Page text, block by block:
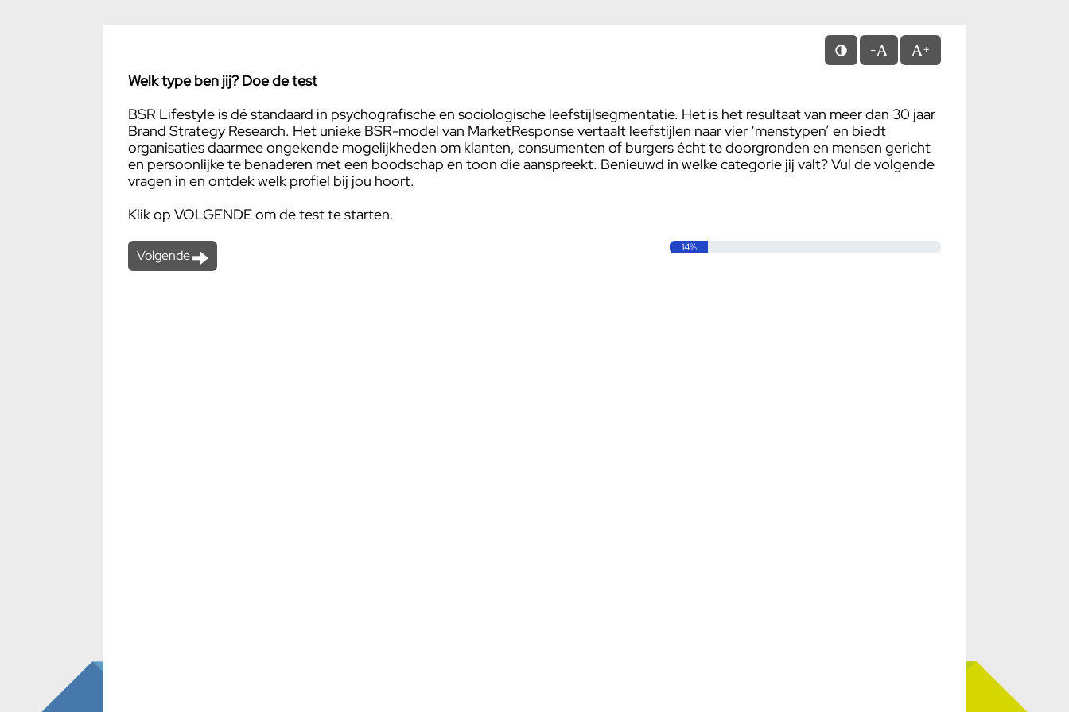
- +
Welk type ben jij? Doe de test
BSR Lifestyle is dé standaard in psychografische en sociologische leefstijlsegmentatie. Het is het resultaat van meer dan 30 jaar
Brand Strategy Research. Het unieke BSR-model van MarketResponse vertaalt leefstijlen naar vier ‘menstypen’ en biedt
organisaties daarmee ongekende mogelijkheden om klanten, consumenten of burgers écht te doorgronden en mensen gericht
en persoonlijke te benaderen met een boodschap en toon die aanspreekt. Benieuwd in welke categorie jij valt? Vul de volgende
vragen in en ontdek welk profiel bij jou hoort.
Klik op VOLGENDE om de test te starten.
Volgende 14%